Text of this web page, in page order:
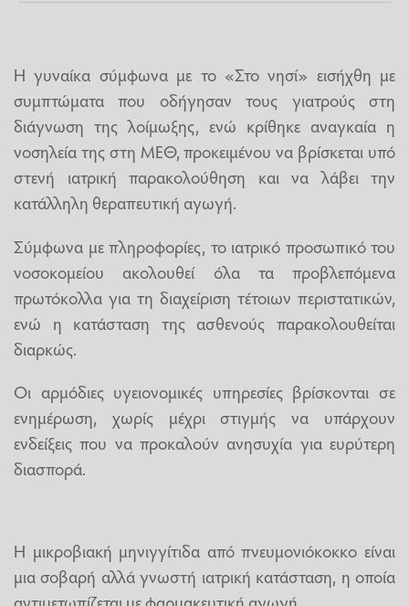
Η γυναίκα σύμφωνα με το «Στο νησί» εισήχθη με
συμπτώματα που οδήγησαν τους γιατρούς στη
διάγνωση της λοίμωξης, ενώ κρίθηκε αναγκαία η
νοσηλεία της στη ΜΕΘ, προκειμένου να βρίσκεται υπό
στενή ιατρική παρακολούθηση και να λάβει την
κατάλληλη θεραπευτική αγωγή.
Σύμφωνα με πληροφορίες, το ιατρικό προσωπικό του
νοσοκομείου ακολουθεί όλα τα προβλεπόμενα
πρωτόκολλα για τη διαχείριση τέτοιων περιστατικών,
ενώ η κατάσταση της ασθενούς παρακολουθείται
διαρκώς.
Οι αρμόδιες υγειονομικές υπηρεσίες βρίσκονται σε
ενημέρωση, χωρίς μέχρι στιγμής να υπάρχουν
ενδείξεις που να προκαλούν ανησυχία για ευρύτερη
διασπορά.
Η μικροβιακή μηνιγγίτιδα από πνευμονιόκοκκο είναι
μια σοβαρή αλλά γνωστή ιατρική κατάσταση, η οποία